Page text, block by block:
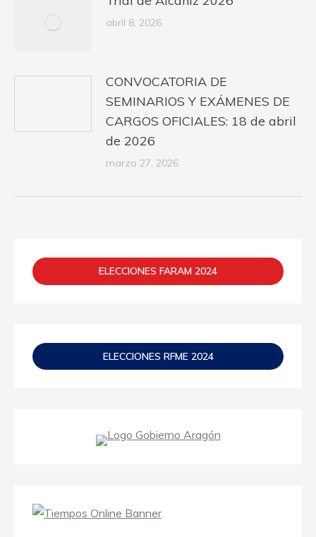
abril 8, 2026
CONVOCATORIA DE
SEMINARIOS Y EXÁMENES DE
CARGOS OFICIALES: 18 de abril
de 2026
marzo 27, 2026
ELECCIONES FARAM 2024
ELECCIONES RFME 2024